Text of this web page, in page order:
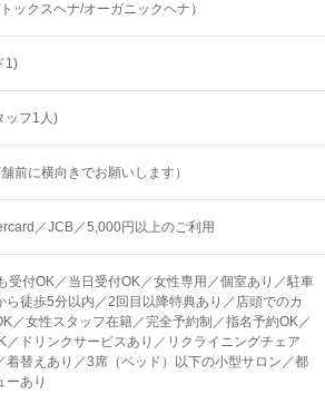
ックスヘナ/オーガニックヘナ）
1)
ッフ1人)
前に横向きでお願いします）
／JCB／5,000円以上のご利用
受付OK／当日受付OK／女性専用／個室あり／駐車
ら徒歩5分以内／2回目以降特典あり／店頭でのカ
／女性スタッフ在籍／完全予約制／指名予約OK／
／ドリンクサービスあり／リクライニングチェア
着替えあり／3席（ベッド）以下の小型サロン／都
ーあり